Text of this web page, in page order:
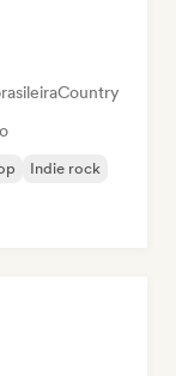
Country
Indie rock